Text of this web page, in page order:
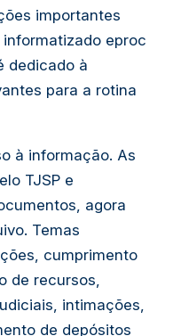
importantes
eproc
dedicado à
para a rotina
à informação. As
TJSP e
agora
Temas
cumprimento
de recursos,
intimações,
de depósitos